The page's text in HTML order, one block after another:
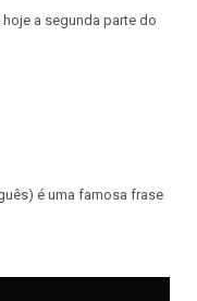
hoje a segunda parte do
é uma famosa frase